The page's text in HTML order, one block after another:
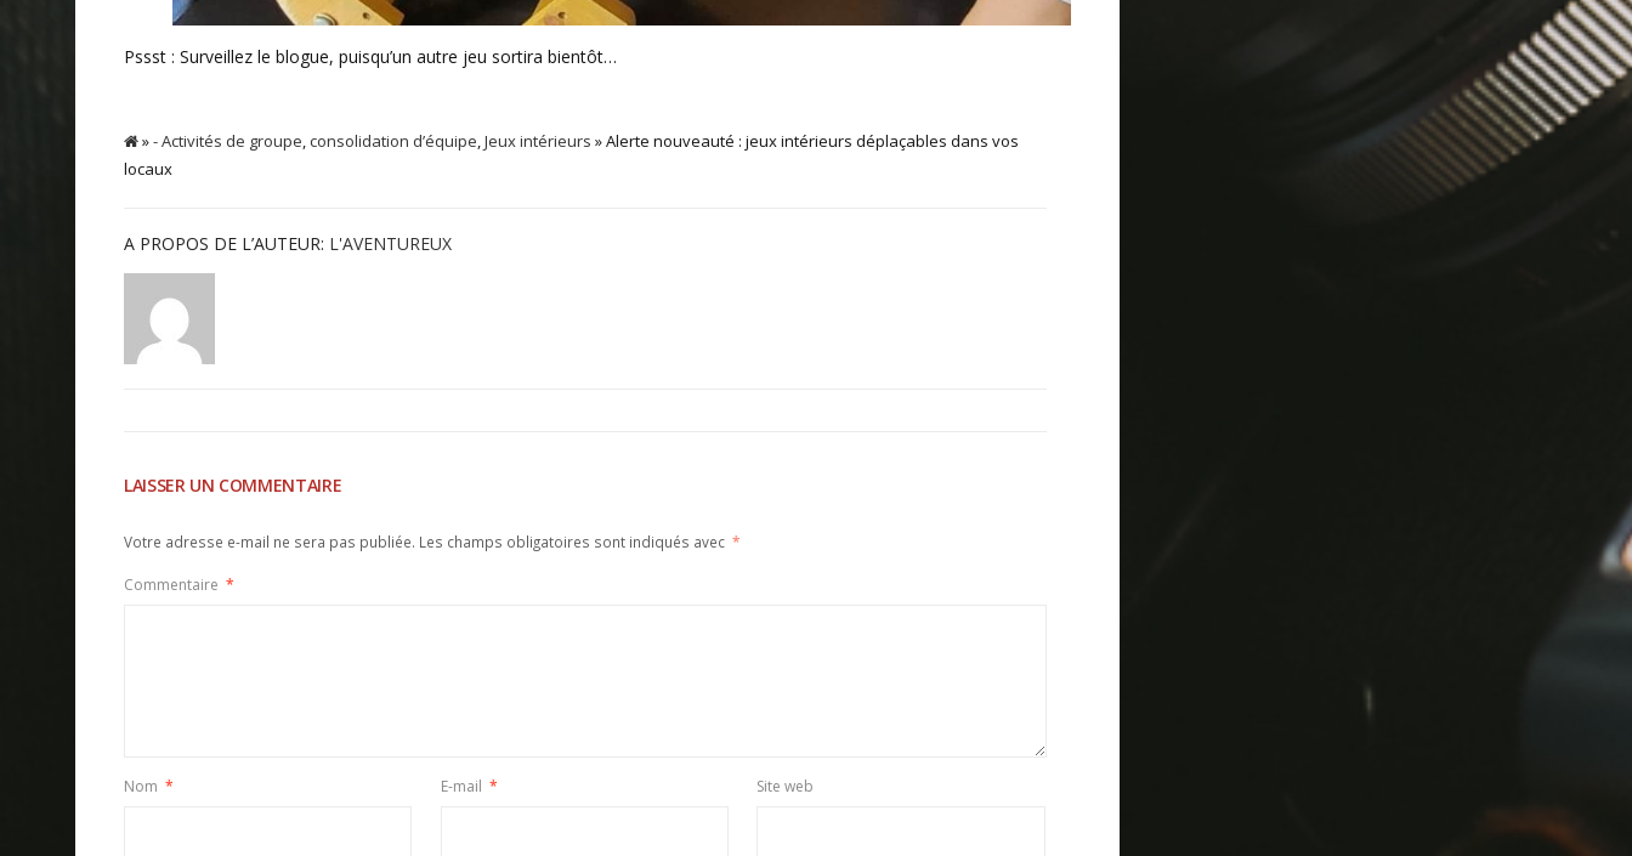
Pssst : Surveillez le blogue, puisqu’un autre jeu sortira bientôt…
»- Activités de groupe,consolidation d’équipe,Jeux intérieurs » Alerte nouveauté : jeux intérieurs déplaçables dans vos
locaux
A PROPOS DE L’AUTEUR: L'AVENTUREUX
LAISSER UN COMMENTAIRE
Votre adresse e-mail ne sera pas publiée. Les champs obligatoires sont indiqués avec *
Commentaire *
Nom * E-mail * Site web